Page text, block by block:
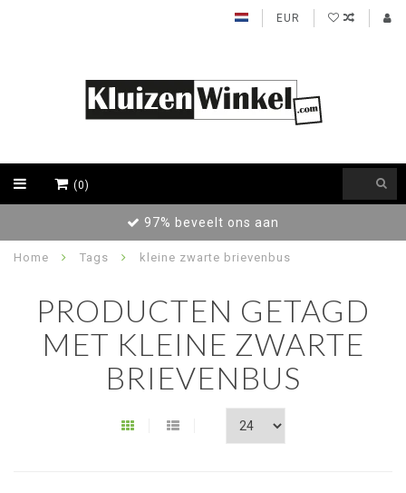
EUR
(0)
97% beveelt ons aan
Home Tags kleine zwarte brievenbus
PRODUCTEN GETAGD
MET KLEINE ZWARTE
BRIEVENBUS